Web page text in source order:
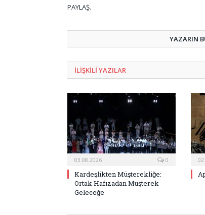
PAYLAŞ.
YAZARIN
ILIŞKILI YAZILAR
03.08.2026 0
Kardeşlikten Müşterekliğe:
Ortak Hafızadan Müşterek
Geleceğe